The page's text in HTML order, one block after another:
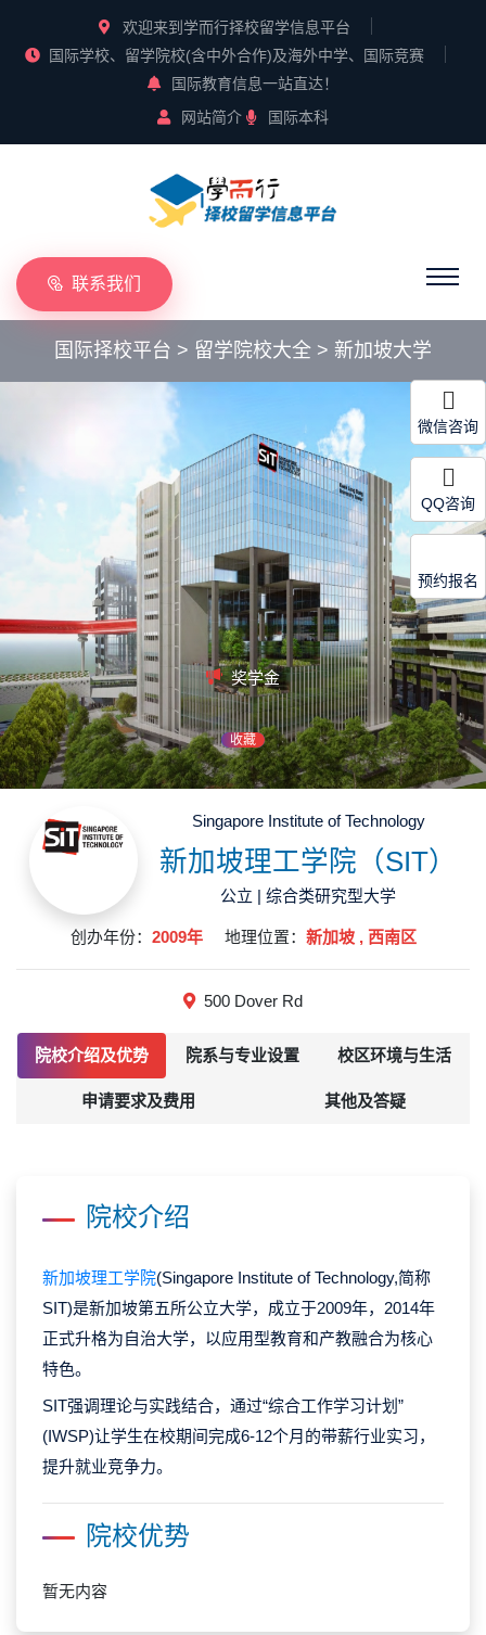
欢迎来到学而行择校留学信息平台
国际学校、留学院校(含中外合作)及海外中学、国际竞赛
国际教育信息一站直达！
网站简介
国际本科
联系我们
国际择校平台 > 留学院校大全 > 新加坡大学
奖学金
收藏
Singapore Institute of Technology
新加坡理工学院（SIT）
公立 | 综合类研究型大学
创办年份： 2009年 地理位置： 新加坡 , 西南区
500 Dover Rd
院校介绍及优势 院系与专业设置 校区环境与生活
申请要求及费用 其他及答疑
院校介绍
新加坡理工学院(Singapore Institute of Technology,简称
SIT)是新加坡第五所公立大学，成立于2009年，2014年
正式升格为自治大学，以应用型教育和产教融合为核心
特色。
SIT强调理论与实践结合，通过“综合工作学习计划”
(IWSP)让学生在校期间完成6-12个月的带薪行业实习，
提升就业竞争力。
院校优势
暂无内容
微信咨询
QQ咨询
预约报名